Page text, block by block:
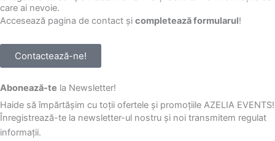
care ai nevoie.
Accesează pagina de contact și completează formularul!
Contactează-ne!
Abonează-te la Newsletter!
Haide să împărtășim cu toții ofertele și promoțiile AZELIA EVENTS!
Înregistrează-te la newsletter-ul nostru și noi transmitem regulat
informații.